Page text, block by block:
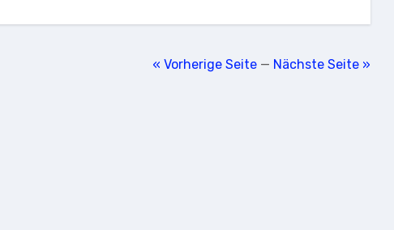
« Vorherige Seite— Nächste Seite »